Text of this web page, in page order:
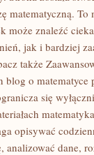
matematyczną.
może znaleźć
jak i bardziej
także
blog o
się
opisywać
analizować dane,